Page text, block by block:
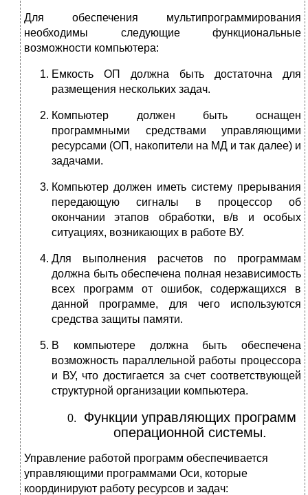
Для обеспечения мультипрограммирования
необходимы следующие функциональные
возможности компьютера:
Емкость ОП должна быть достаточна для
размещения нескольких задач.
Компьютер должен быть оснащен
программными средствами управляющими
ресурсами (ОП, накопители на МД и так далее) и
задачами.
Компьютер должен иметь систему прерывания
передающую сигналы в процессор об
окончании этапов обработки, в/в и особых
ситуациях, возникающих в работе ВУ.
Для выполнения расчетов по программам
должна быть обеспечена полная независимость
всех программ от ошибок, содержащихся в
данной программе, для чего используются
средства защиты памяти.
В компьютере должна быть обеспечена
возможность параллельной работы процессора
и ВУ, что достигается за счет соответствующей
структурной организации компьютера.
Функции управляющих программ
операционной системы.
Управление работой программ обеспечивается
управляющими программами Оси, которые
координируют работу ресурсов и задач: